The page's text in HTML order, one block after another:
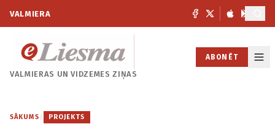
VALMIERA
VALMIERAS UNVIDZEMES ZIŅAS
ABONĒT
SĀKUMS / PROJEKTS